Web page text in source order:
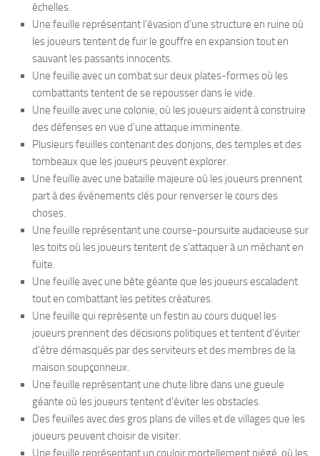
échelles.
Une feuille représentant l’évasion d’une structure en ruine où
les joueurs tentent de fuir le gouffre en expansion tout en
sauvant les passants innocents.
Une feuille avec un combat sur deux plates-formes où les
combattants tentent de se repousser dans le vide.
Une feuille avec une colonie, où les joueurs aident à construire
des défenses en vue d’une attaque imminente.
Plusieurs feuilles contenant des donjons, des temples et des
tombeaux que les joueurs peuvent explorer.
Une feuille avec une bataille majeure où les joueurs prennent
part à des événements clés pour renverser le cours des
choses.
Une feuille représentant une course-poursuite audacieuse sur
les toits où les joueurs tentent de s’attaquer à un méchant en
fuite.
Une feuille avec une bête géante que les joueurs escaladent
tout en combattant les petites créatures.
Une feuille qui représente un festin au cours duquel les
joueurs prennent des décisions politiques et tentent d’éviter
d’être démasqués par des serviteurs et des membres de la
maison soupçonneux.
Une feuille représentant une chute libre dans une gueule
géante où les joueurs tentent d’éviter les obstacles.
Des feuilles avec des gros plans de villes et de villages que les
joueurs peuvent choisir de visiter.
Une feuille représentant un couloir mortellement piégé, où les